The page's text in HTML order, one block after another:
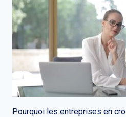
Pourquoi les entreprises en